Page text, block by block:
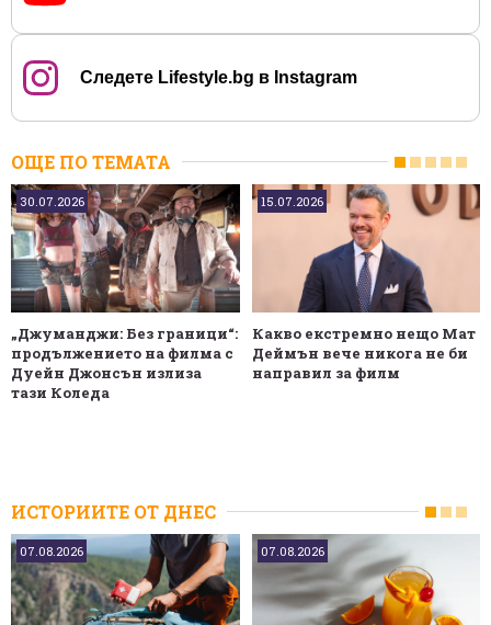
Следете Lifestyle.bg в Instagram
ОЩЕ ПО ТЕМАТА
30.07.2026
„Джуманджи: Без граници“:
продължението на филма с
Дуейн Джонсън излиза
тази Коледа
15.07.2026
Какво екстремно нещо Мат
Деймън вече никога не би
направил за филм
ИСТОРИИТЕ ОТ ДНЕС
07.08.2026 07.08.2026